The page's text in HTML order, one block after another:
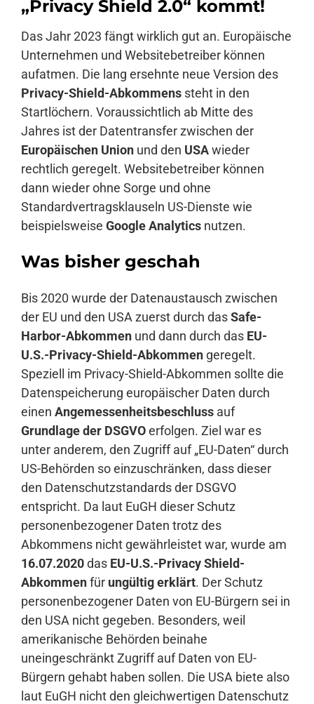
Anmelden
„Privacy Shield 2.0“ kommt!
Das Jahr 2023 fängt wirklich gut an. Europäische
Unternehmen und Websitebetreiber können
aufatmen. Die lang ersehnte neue Version des
Privacy-Shield-Abkommens steht in den
Startlöchern. Voraussichtlich ab Mitte des
Jahres ist der Datentransfer zwischen der
Europäischen Union und den USAwieder
rechtlich geregelt. Websitebetreiber können
dann wieder ohne Sorge und ohne
Standardvertragsklauseln US-Dienste wie
beispielsweise Google Analytics nutzen.
Was bisher geschah
Bis 2020 wurde der Datenaustausch zwischen
der EU und den USA zuerst durch dasSafe-
Harbor-Abkommen und dann durch das EU-
U.S.-Privacy-Shield-Abkommen geregelt.
Speziell im Privacy-Shield-Abkommen sollte die
Datenspeicherung europäischer Daten durch
einen Angemessenheitsbeschluss auf
Grundlage der DSGVOerfolgen. Ziel war es
unter anderem, den Zugriff auf „EU-Daten“ durch
US-Behörden so einzuschränken, dass dieser
den Datenschutzstandards der DSGVO
entspricht. Da laut EuGH dieser Schutz
personenbezogener Daten trotz des
Abkommens nicht gewährleistet war, wurde am
16.07.2020das EU-U.S.-Privacy Shield-
Abkommenfür ungültig erklärt. Der Schutz
personenbezogener Daten von EU-Bürgern sei in
den USA nicht gegeben. Besonders, weil
amerikanische Behörden beinahe
uneingeschränkt Zugriff auf Daten von EU-
Bürgern gehabt haben sollen. Die USA biete also
laut EuGH nicht den gleichwertigen Datenschutz